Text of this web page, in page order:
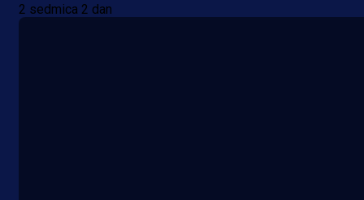
2 sedmica 2 dan